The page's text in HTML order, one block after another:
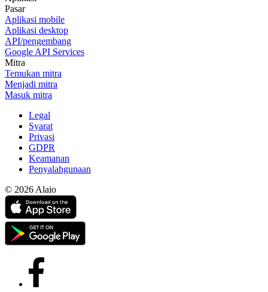
Pasar
Aplikasi mobile
Aplikasi desktop
API/pengembang
Google API Services
Mitra
Temukan mitra
Menjadi mitra
Masuk mitra
Legal
Syarat
Privasi
GDPR
Keamanan
Penyalahgunaan
© 2026 Alaio